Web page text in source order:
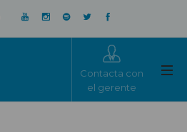
Contacta con
el gerente